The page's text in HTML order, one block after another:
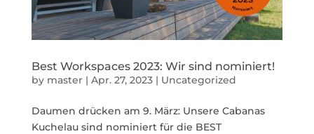
Best Workspaces 2023: Wir sind nominiert!
by master| Apr. 27, 2023| Uncategorized
Daumen drücken am 9. März: Unsere Cabanas
Kuchelau sind nominiert für die BEST